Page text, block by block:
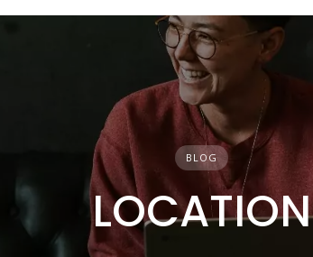
BLOG
LOCATION